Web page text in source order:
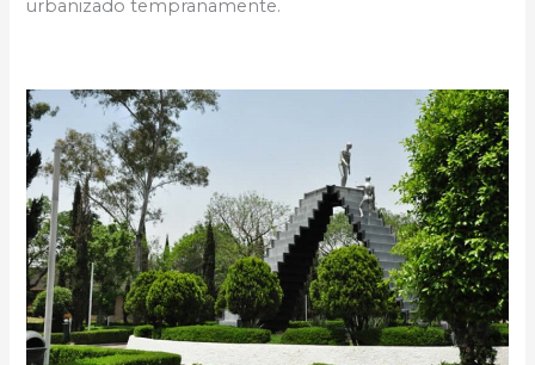
urbanizado tempranamente.